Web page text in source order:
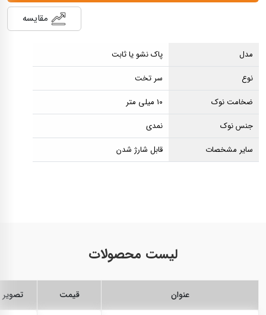
مقایسه
مدل
پاک نشو یا ثابت
نوع
سر تخت
ضخامت نوک
۱۰ میلی متر
جنس نوک
نمدی
سایر مشخصات
قابل شارژ شدن
لیست محصولات
عنوان قیمت تصویر